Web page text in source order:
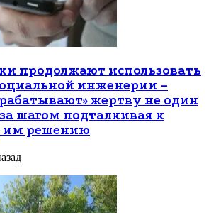
продолжают использовать
инженерии –
жертву не один
шагом подталкивая к
решению